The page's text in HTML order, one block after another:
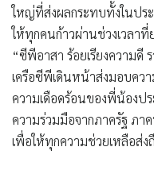
ใหญ่ที่ส่งผลกระทบทั้งในปร
ให้ทุกคนก้าวผ่านช่วงเวลาที่
“ซีพีอาสา ร้อยเรียงความดี
เครือซีพีเดินหน้าส่งมอบควา
ความเดือดร้อนของพี่น้องป
ความร่วมมือจากภาครัฐ ภา
เพื่อให้ทุกความช่วยเหลือส่ง